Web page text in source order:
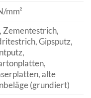
mm²
Zementestrich,
Gipsputz,
alte
(grundiert)